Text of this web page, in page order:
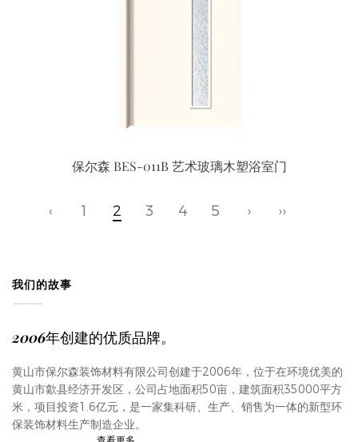
保尔森 BES-011B 艺术玻璃木塑浴室门
‹ 1 2 3 4 5 › ››
我们的故事
2006年创建的优质品牌。
黄山市保尔森装饰材料有限公司创建于2006年，位于在环境优美的
黄山市歙县经济开发区，公司占地面积50亩，建筑面积35000平方
米，项目投资1.6亿元，是一家集科研、生产、销售为一体的新型环
保装饰材料生产制造企业。